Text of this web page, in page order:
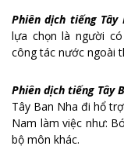
Phiên dịch tiếng
lựa chọn là người
công tác nước ngoài
Phiên dịch tiếng Tây
Tây Ban Nha đi hổ
Nam làm việc như:
bộ môn khác.